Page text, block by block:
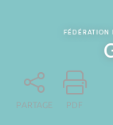
PARTAGE PDF